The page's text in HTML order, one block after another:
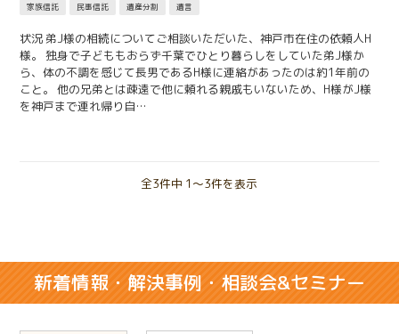
家族信託 民事信託 遺産分割 遺言
状況 弟J様の相続についてご相談いただいた、神戸市在住の依頼人H
様。 独身で子どももおらず千葉でひとり暮らしをしていた弟J様か
ら、体の不調を感じて長男であるH様に連絡があったのは約1年前の
こと。 他の兄弟とは疎遠で他に頼れる親戚もいないため、H様がJ様
を神戸まで連れ帰り自…
全3件中 1〜3件を表示
新着情報・解決事例・相談会&セミナー